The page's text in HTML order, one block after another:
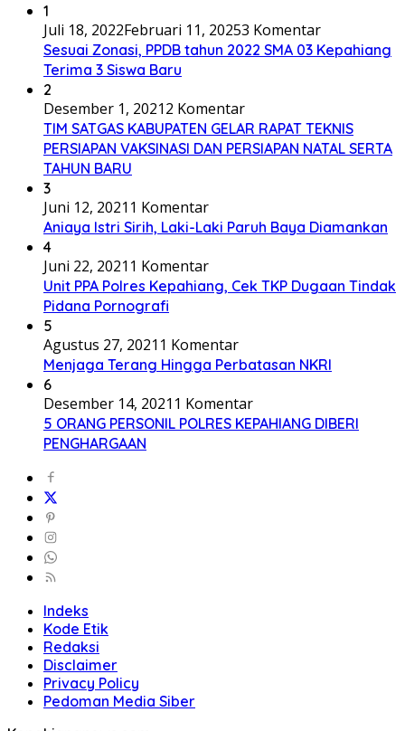
1
Juli 18, 2022Februari 11, 20253 Komentar
Sesuai Zonasi, PPDB tahun 2022 SMA 03 Kepahiang
Terima 3 Siswa Baru
2
Desember 1, 20212 Komentar
TIM SATGAS KABUPATEN GELAR RAPAT TEKNIS
PERSIAPAN VAKSINASI DAN PERSIAPAN NATAL SERTA
TAHUN BARU
3
Juni 12, 2021 1 Komentar
Aniaya Istri Sirih, Laki-Laki Paruh Baya Diamankan
4
Juni 22, 2021 1 Komentar
Unit PPA Polres Kepahiang, Cek TKP Dugaan Tindak
Pidana Pornografi
5
Agustus 27, 2021 1 Komentar
Menjaga Terang Hingga Perbatasan NKRI
6
Desember 14, 2021 1 Komentar
5 ORANG PERSONIL POLRES KEPAHIANG DIBERI
PENGHARGAAN
Indeks
Kode Etik
Redaksi
Disclaimer
Privacy Policy
Pedoman Media Siber